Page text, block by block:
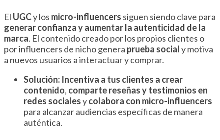
El UGCy los micro-influencers siguen siendo clave para
generar confianza y aumentar la autenticidad de la
marca. El contenido creado por los propios clientes o
por influencers de nicho genera prueba socialy motiva
a nuevos usuarios a interactuar y comprar.
Solución: Incentiva a tus clientes a crear
contenido, comparte reseñas y testimonios en
redes socialesycolabora con micro-influencers
para alcanzar audiencias específicas de manera
auténtica.